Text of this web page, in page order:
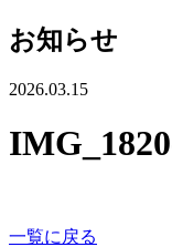
お知らせ
2026.03.15
一覧に戻る